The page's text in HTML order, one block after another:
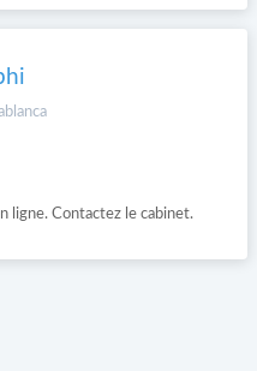
ligne. Contactez le cabinet.